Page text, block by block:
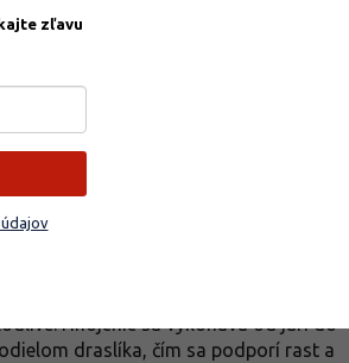
1,5 až 2 metre, ktoré sa nerozrastajú do
bielymi až jemne ružovkastými
pohodlie pri starostlivosti o
veľmi chutné a sladké, pričom
úhľadnému vzrastu je táto odroda
pre klasické plazivé odrody.
a mierne vlhkej pôde bohatej na
Najvhodnejšie je slnečné, teplé
Pri výsadbe viacerých rastlín
odrody, aby sa kríky vzájomne
má byť pravidelná, najmä v období
Hnojenie sa vykonáva od jari do
draslíka, čím sa podporí rast a
zľavu